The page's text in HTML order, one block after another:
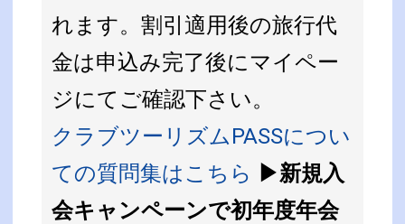
れます。割引適用後の旅行代
金は申込み完了後にマイペー
ジにてご確認下さい。
クラブツーリズムPASSについ
ての質問集はこちら ▶新規入
会キャンペーンで初年度年会